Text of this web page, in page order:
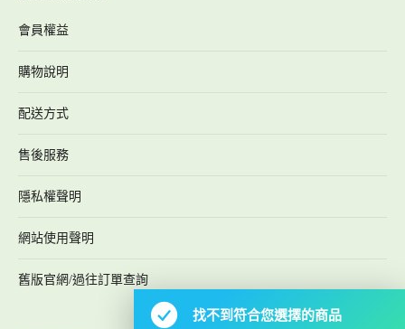
找不到符合您選擇的商品
會員權益
購物說明
配送方式
售後服務
隱私權聲明
網站使用聲明
舊版官網/過往訂單查詢